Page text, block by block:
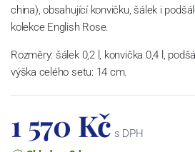
china), obsahující konvičku, šálek i
kolekce English Rose.
Rozměry: šálek 0,2 l, konvička 0,4 l,
výška celého setu: 14 cm.
1 570 Kč s DPH